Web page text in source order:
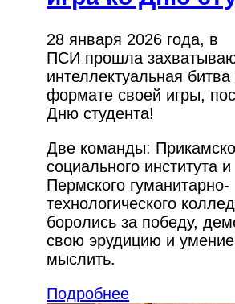
28 января 2026 года, в
ПСИ прошла
интеллектуальная битва
формате своей игры,
Дню студента!
Две команды:
социального института и
Пермского гуманитарно-
технологического
боролись за победу,
свою эрудицию и
мыслить.
Подробнее